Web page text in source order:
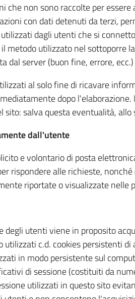
che non sono raccolte per
con dati detenuti da terzi,
dagli utenti che si
metodo utilizzato nel sottoporre
dal server (buon fine, errore,
al solo fine di ricavare
dopo
sito: salva questa eventualità,
dall'utente
e volontario di posta
rispondere alle richieste,
riportate o visualizzate nelle
degli utenti viene in proposito
utilizzati c.d. cookies persistenti
in modo persistente sul
di sessione (costituiti da
utilizzati in questo sito